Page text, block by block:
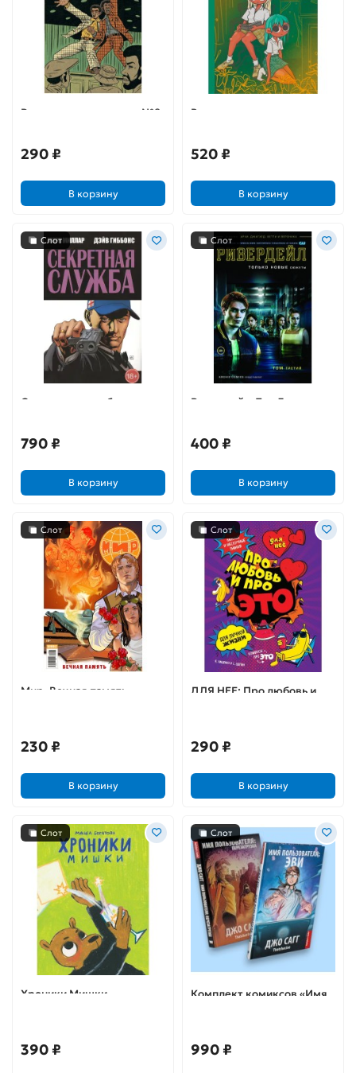
Родословная хип-хопа №8
290 ₽
В корзину
Вместе
520 ₽
В корзину
Слот
Секретная служба
790 ₽
В корзину
Слот
Ривердейл. Том 3
400 ₽
В корзину
Слот
Мир. Вечная память
230 ₽
В корзину
Слот
ДЛЯ НЕЕ: Про любовь и
290 ₽
В корзину
Слот
Хроники Мишки
390 ₽
Слот
Комплект комиксов «Имя
990 ₽